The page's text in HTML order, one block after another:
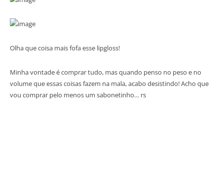
Olha que coisa mais fofa esse lipgloss!
Minha vontade é comprar tudo, mas quando penso no peso e no
volume que essas coisas fazem na mala, acabo desistindo! Acho que
vou comprar pelo menos um sabonetinho… rs